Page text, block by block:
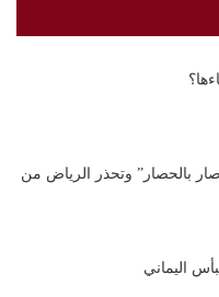
بالحصار” وتحذر الرياض من
اليماني